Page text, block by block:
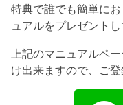
特典で誰でも簡単に
ュアルをプレゼントし
上記のマニュアルペ
け出来ますので、ご登